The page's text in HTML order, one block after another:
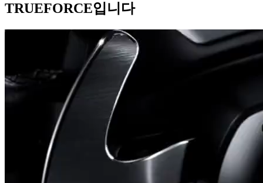
TRUEFORCE입니다